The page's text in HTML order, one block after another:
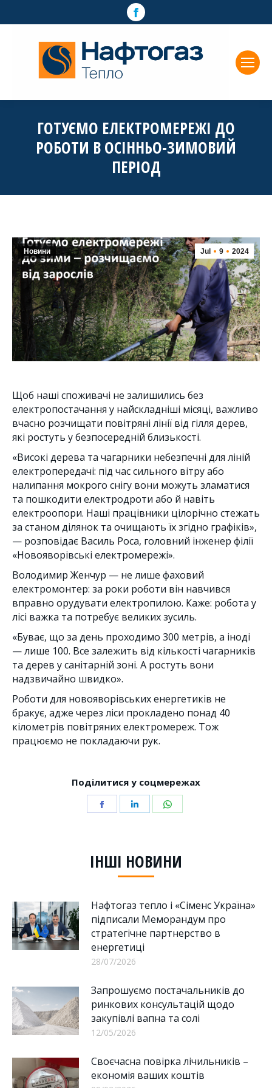
Facebook
opens
window
ГОТУЄМО ЕЛЕКТРОМЕРЕЖІ ДО
РОБОТИ В ОСІННЬО-ЗИМОВИЙ
ПЕРІОД
Jul 9 2024
Новини
Щоб наші споживачі не залишились без
електропостачання у найскладніші місяці, важливо
вчасно розчищати повітряні лінії від гілля дерев,
які ростуть у безпосередній близькості.
«Високі дерева та чагарники небезпечні для ліній
електропередачі: під час сильного вітру або
налипання мокрого снігу вони можуть зламатися
та пошкодити електродроти або й навіть
електроопори. Наші працівники цілорічно стежать
за станом ділянок та очищають їх згідно графіків»,
— розповідає Василь Роса, головний інженер філії
«Новояворівські електромережі».
Володимир Женчур — не лише фаховий
електромонтер: за роки роботи він навчився
вправно орудувати електропилою. Каже: робота у
лісі важка та потребує великих зусиль.
«Буває, що за день проходимо 300 метрів, а іноді
— лише 100. Все залежить від кількості чагарників
та дерев у санітарній зоні. А ростуть вони
надзвичайно швидко».
Роботи для новояворівських енергетиків не
бракує, адже через ліси прокладено понад 40
кілометрів повітряних електромереж. Тож
працюємо не покладаючи рук.
Поділитися у соцмережах
Share
Share
ІНШІ НОВИНИ
Нафтогаз тепло і «Сіменс Україна»
підписали Меморандум про
стратегічне партнерство в
енергетиці
28/07/2026
Запрошуємо постачальників до
ринкових консультацій щодо
закупівлі вапна та солі
12/05/2026
Своєчасна повірка лічильників –
економія ваших коштів